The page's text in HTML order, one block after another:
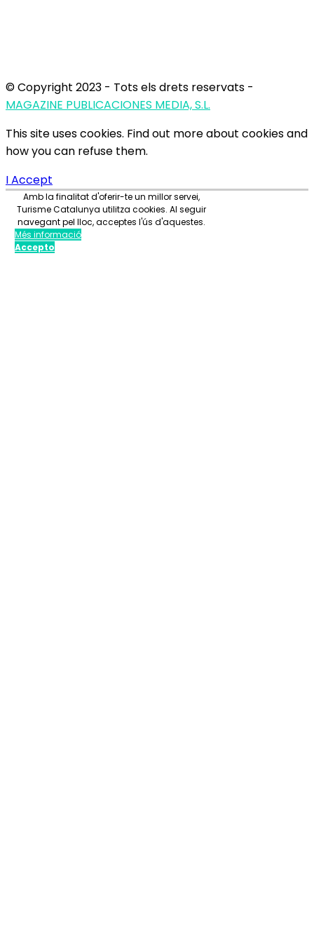
© Copyright 2023 - Tots els drets reservats -
MAGAZINE PUBLICACIONES MEDIA, S.L.
This site uses cookies. Find out more about cookies and
how you can refuse them.
I Accept
Amb la finalitat d'oferir-te un millor servei,
Turisme Catalunya utilitza cookies. Al seguir
navegant pel lloc, acceptes l'ús d'aquestes.
Més informació
Accepto